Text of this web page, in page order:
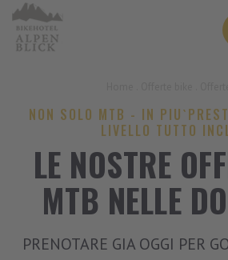
NON SOLO MTB - IN
LIVELLO TUTTO
LE NOSTRE
MTB NELLE
PRENOTARE GIA OGGI PER